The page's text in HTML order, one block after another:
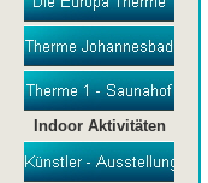
Indoor Aktivitäten